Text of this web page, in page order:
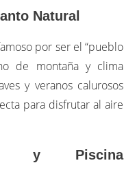
Natural
por ser el “pueblo
de montaña y clima
y veranos calurosos
para disfrutar al aire
y Piscina